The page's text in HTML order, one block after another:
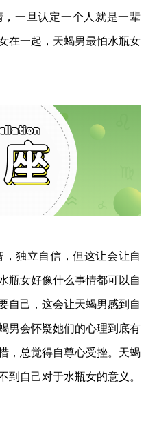
一旦认定一个人就是一辈
在一起，天蝎男最怕水瓶女
，独立自信，但这让会让自
瓶女好像什么事情都可以自
自己，这会让天蝎男感到自
男会怀疑她们的心理到底有
，总觉得自尊心受挫。 天蝎
到自己对于水瓶女的意义。